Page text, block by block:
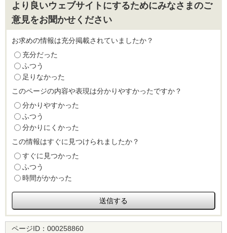
より良いウェブサイトにするためにみなさまのご
意見をお聞かせください
お求めの情報は充分掲載されていましたか？
充分だった
ふつう
足りなかった
このページの内容や表現は分かりやすかったですか？
分かりやすかった
ふつう
分かりにくかった
この情報はすぐに見つけられましたか？
すぐに見つかった
ふつう
時間がかかった
ページID： 000258860